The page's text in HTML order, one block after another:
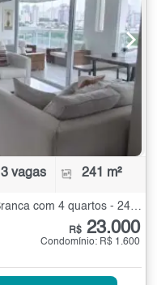
3 vagas 241 m²
Apartamento para Alugar na Água Branca com 4 quartos - 241 m²
R$ 23.000
Condomínio: R$ 1.600